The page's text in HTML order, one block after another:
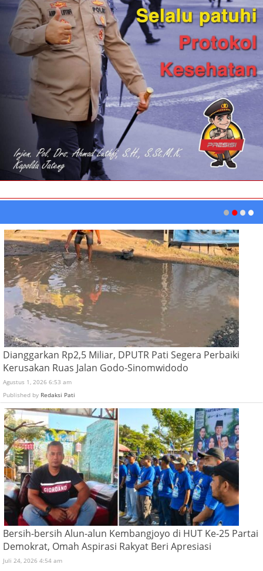
Dianggarkan Rp2,5 Miliar, DPUTR Pati Segera Perbaiki
Kerusakan Ruas Jalan Godo-Sinomwidodo
Agustus 1, 2026 6:53 am
Published by Redaksi Pati
Bersih-bersih Alun-alun Kembangjoyo di HUT Ke-25 Partai
Demokrat, Omah Aspirasi Rakyat Beri Apresiasi
Juli 24, 2026 4:54 am